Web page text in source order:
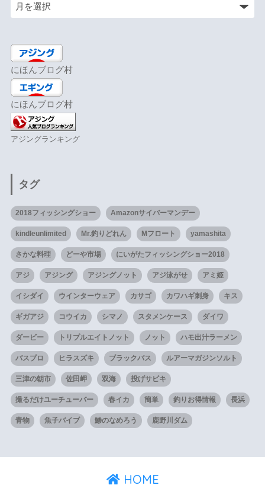
にほんブログ村
にほんブログ村
アジングランキング
タグ
2018フィッシングショー Amazonサイバーマンデー
kindleunlimited Mr.釣りどれん Mフロート yamashita
さかな料理 どーや市場 にいがたフィッシングショー2018
アジ アジング アジングノット アジ泳がせ アミ姫
イシダイ ウインターウェア カサゴ カワハギ刺身 キス
ギガアジ コウイカ シマノ スタメンケース ダイワ
ダービー トリプルエイトノット ノット ハモ出汁ラーメン
バスプロ ヒラスズキ ブラックバス ルアーマガジンソルト
三津の朝市 佐田岬 双海 投げサビキ
撮るだけユーチューバー 春イカ 簡単 釣りお得情報 長浜
青物 魚子バイブ 鯵のなめろう 鹿野川ダム
HOME